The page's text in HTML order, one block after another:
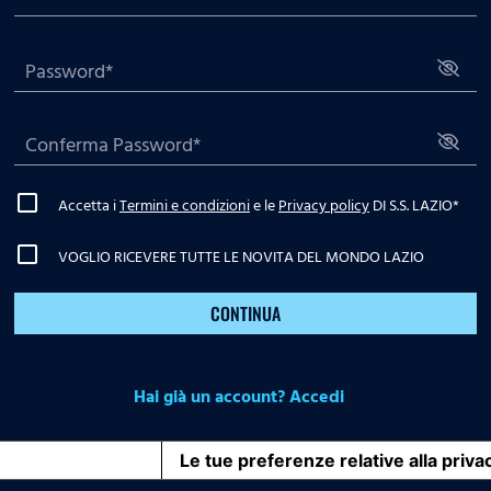
Accetta iTermini e condizionie lePrivacy policyDI S.S. LAZIO*
VOGLIO RICEVERE TUTTE LE NOVITA DEL MONDO LAZIO
CONTINUA
Hai già un account? Accedi
Le tue preferenze relative alla